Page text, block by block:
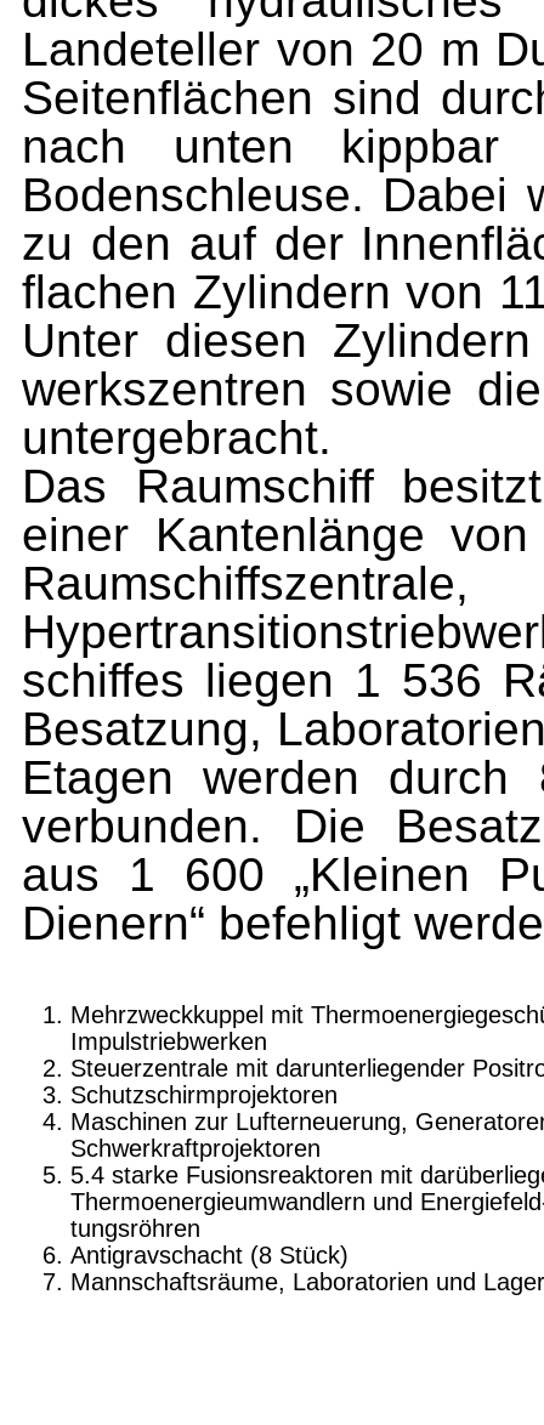
Landeteller von 20 m
Seitenflächen sind
nach unten
Bodenschleuse. Dabei
zu den auf der
flachen Zylindern von
Unter diesen
werkszentren sowie
untergebracht.
Das Raumschiff
einer Kantenlänge
schiffes liegen 1 536
Besatzung,
Etagen werden durch
verbunden. Die
aus 1 600 „Kleinen
Dienern“ befehligt
Mehrzweckkuppel mit
Impulstriebwerken
Steuerzentrale mit darunterliegender
Schutzschirmprojektoren
Maschinen zur Lufterneuerung,
Schwerkraftprojektoren
5.4 starke Fusionsreaktoren mit
Thermoenergieumwandlern und
tungsröhren
Antigravschacht (8 Stück)
Mannschaftsräume, Laboratorien und